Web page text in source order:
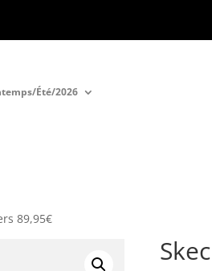
Été/2026
89,95€